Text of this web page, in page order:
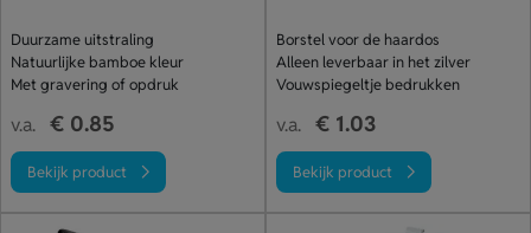
Duurzame uitstraling
Natuurlijke bamboe kleur
Met gravering of opdruk
v.a. € 0.85
Bekijk product
Borstel voor de haardos
Alleen leverbaar in het zilver
Vouwspiegeltje bedrukken
v.a. € 1.03
Bekijk product